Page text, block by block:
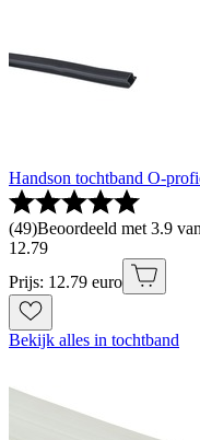
Handson tochtband O-
(49)Beoordeeld met 3.9
12.79
Prijs: 12.79 euro
Bekijk alles in tochtband